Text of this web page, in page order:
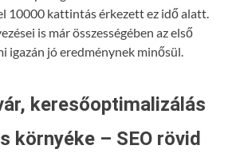
10000 kattintás érkezett ez idő alatt.
is már összességében az első
igazán jó eredménynek minősül.
keresőoptimalizálás
környéke – SEO rövid